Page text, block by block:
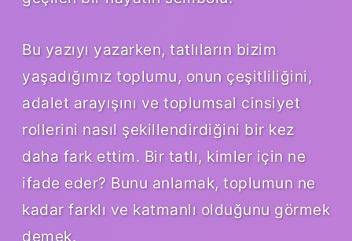
Bu yazıyı yazarken, tatlıların bizim
yaşadığımız toplumu, onun çeşitliliğini,
adalet arayışını ve toplumsal cinsiyet
rollerini nasıl şekillendirdiğini bir kez
daha fark ettim. Bir tatlı, kimler için ne
ifade eder? Bunu anlamak, toplumun ne
kadar farklı ve katmanlı olduğunu görmek
demek.